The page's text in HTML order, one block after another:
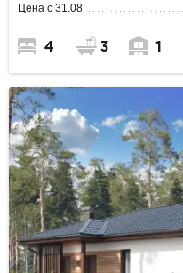
Цена с 31.08
4 3 1